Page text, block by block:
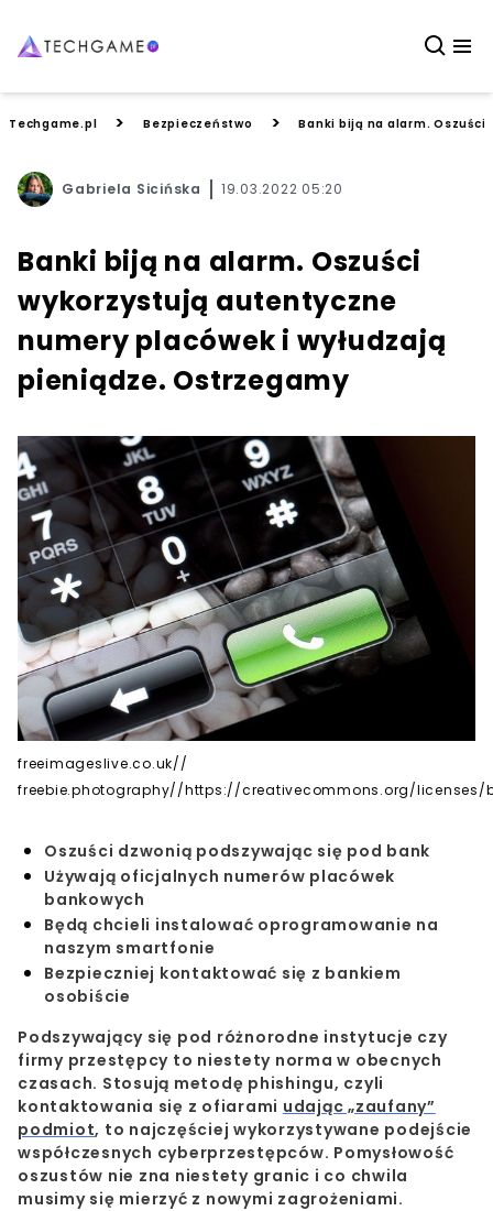
Techgame.pl > Bezpieczeństwo > Banki biją na alarm.
Gabriela Sicińska 19.03.2022 05:20
Banki biją na alarm. Oszuści
wykorzystują autentyczne
numery placówek i wyłudzają
pieniądze. Ostrzegamy
freeimageslive.co.uk//
freebie.photography//https://creativecommons.org/licenses/
Oszuści dzwonią podszywając się pod bank
Używają oficjalnych numerów placówek
bankowych
Będą chcieli instalować oprogramowanie na
naszym smartfonie
Bezpieczniej kontaktować się z bankiem
osobiście
Podszywający się pod różnorodne instytucje czy
firmy przestępcy to niestety norma w obecnych
czasach. Stosują metodę phishingu, czyli
kontaktowania się z ofiarami udając „zaufany”
podmiot, to najczęściej wykorzystywane podejście
współczesnych cyberprzestępców. Pomysłowość
oszustów nie zna niestety granic i co chwila
musimy się mierzyć z nowymi zagrożeniami.